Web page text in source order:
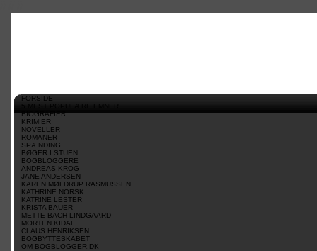
FORSIDE
5 MEST POPULÆRE EMNER
BIOGRAFIER
KRIMIER
NOVELLER
ROMANER
SPÆNDING
BØGER I STUEN
BOGBLOGGERE
ANDREAS KROG
JANE ANDERSEN
KAREN MØLDRUP RASMUSSEN
KATHRINE NORSK
KATRINE LESTER
KRISTA BAUER
METTE BACH LINDGAARD
MORTEN KIDAL
CLAUS HENRIKSEN
BOGBYTTESKABET
OM BOGBLOGGER.DK